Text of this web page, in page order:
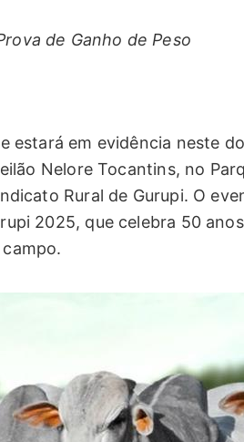
de Ganho de Peso
estará em evidência neste
Nelore Tocantins, no
Rural de Gurupi. O
2025, que celebra 50